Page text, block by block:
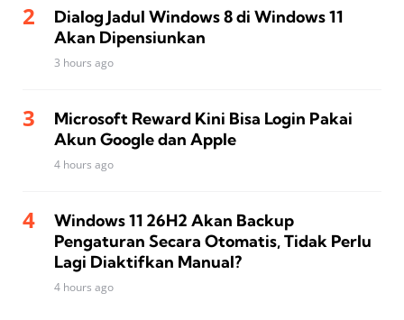
Dialog Jadul Windows 8 di Windows 11
Akan Dipensiunkan
3 hours ago
Microsoft Reward Kini Bisa Login Pakai
Akun Google dan Apple
4 hours ago
Windows 11 26H2 Akan Backup
Pengaturan Secara Otomatis, Tidak Perlu
Lagi Diaktifkan Manual?
4 hours ago